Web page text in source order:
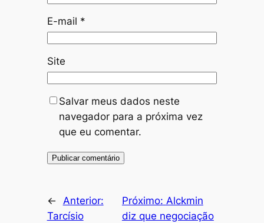
E-mail *
Site
Salvar meus dados neste
navegador para a próxima vez
que eu comentar.
← Anterior:
Tarcísio
Próximo: Alckmin
diz que negociação